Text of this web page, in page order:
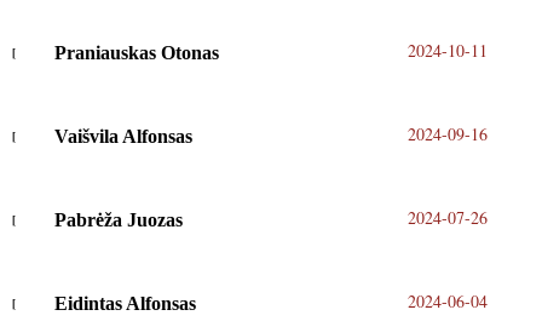
Praniauskas Otonas 2024-10-11
Vaišvila Alfonsas 2024-09-16
Pabrėža Juozas 2024-07-26
Eidintas Alfonsas 2024-06-04